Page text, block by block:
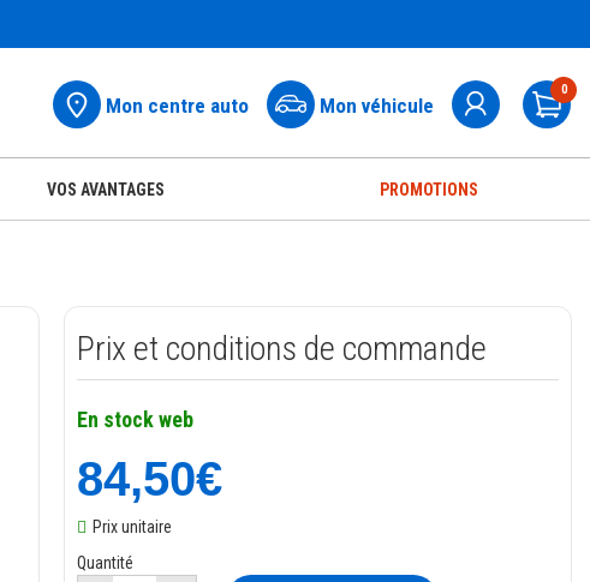
Mon centre auto Mon véhicule
0
VOS AVANTAGES PROMOTIONS
Prix et conditions de commande
En stock web
84,50€
Prix unitaire
Quantité